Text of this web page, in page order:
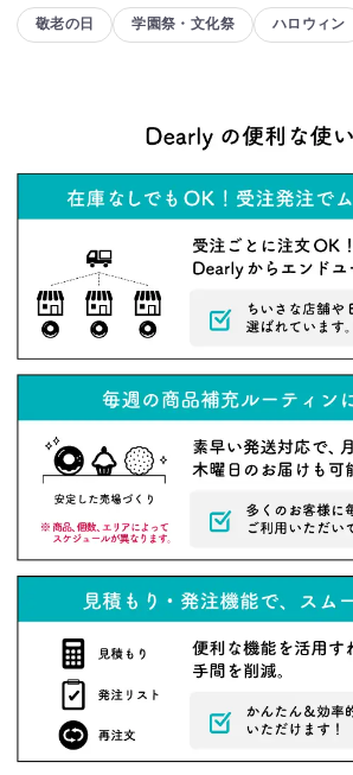
敬老の日 学園祭・文化祭 ハロウィン